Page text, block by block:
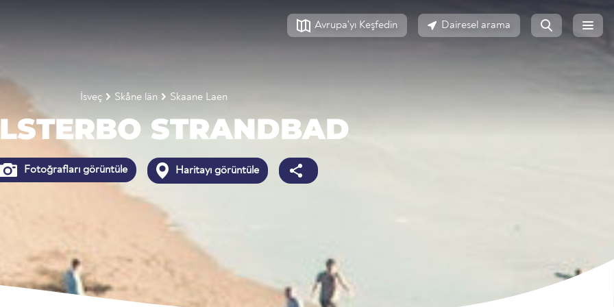
Avrupa'yı Keşfedin Dairesel arama
İsveç Skåne län Skaane Laen
STRANDBAD
Fotoğrafları görüntüle Haritayı görüntüle